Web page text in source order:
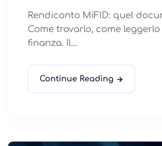
Rendiconto MiFID: quel
Come trovarlo, come
finanza. Il...
Continue Reading